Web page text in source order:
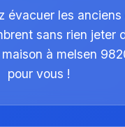
évacuer les anciens
sans rien jeter
à melsen
pour vous !